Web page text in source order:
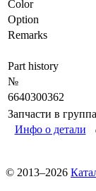
Color
Option
Remarks
Part history
№
6640300362
Запчасти в
Инфо о детали
© 2013–2026